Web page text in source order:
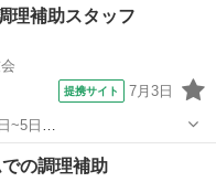
理補助スタッフ
提携サイト 7月3日
選べます [勤務地・
とせ保育園 椎名町...
の調理補助